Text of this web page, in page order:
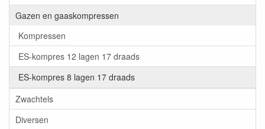
Gazen en gaaskompressen
Kompressen
ES-kompres 12 lagen 17 draads
ES-kompres 8 lagen 17 draads
Zwachtels
Diversen